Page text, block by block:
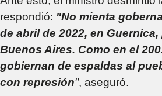
respondió: "No mienta
de abril de 2022, en
Buenos Aires. Como en el
gobiernan de espaldas al
con represión", aseguró.